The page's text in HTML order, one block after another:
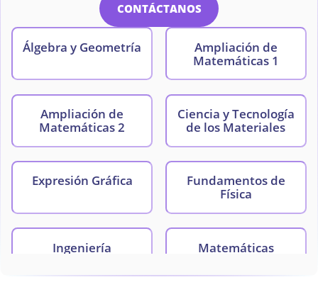
CONTÁCTANOS
Álgebra y Geometría
Ampliación de
Matemáticas 1
Ampliación de
Matemáticas 2
Ciencia y Tecnología
de los Materiales
Expresión Gráfica
Fundamentos de
Física
Ingeniería
Computacional
Matemáticas